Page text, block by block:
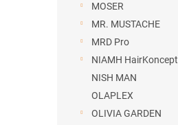
MOSER
MR. MUSTACHE
MRD Pro
NIAMH HairKoncept
NISH MAN
OLAPLEX
OLIVIA GARDEN